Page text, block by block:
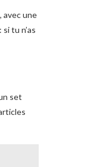
avec une
tu n’as
set